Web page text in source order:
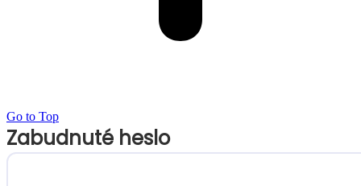
Go to Top
Zabudnuté heslo